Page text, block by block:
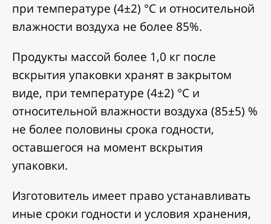
при температуре (4±2) °С и относительной
влажности воздуха не более 85%.
Продукты массой более 1,0 кг после
вскрытия упаковки хранят в закрытом
виде, при температуре (4±2) °С и
относительной влажности воздуха (85±5) %
не более половины срока годности,
оставшегося на момент вскрытия
упаковки.
Изготовитель имеет право устанавливать
иные сроки годности и условия хранения,